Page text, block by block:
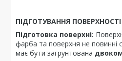
ПІДГОТУВАННЯ ПОВЕРХНОСТІ
Підготовка поверхні:
фарба та поверхня не повинні
має бути загрунтована